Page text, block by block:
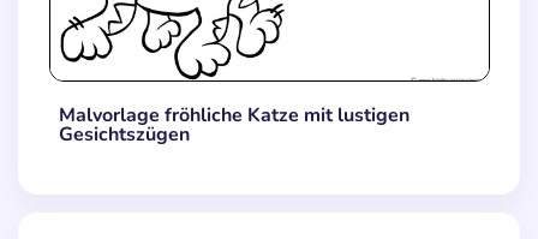
Malvorlage fröhliche Katze mit lustigen
Gesichtszügen